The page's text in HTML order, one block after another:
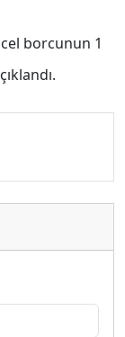
borcunun 1